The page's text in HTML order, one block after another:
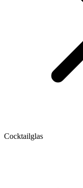
Cocktailglas